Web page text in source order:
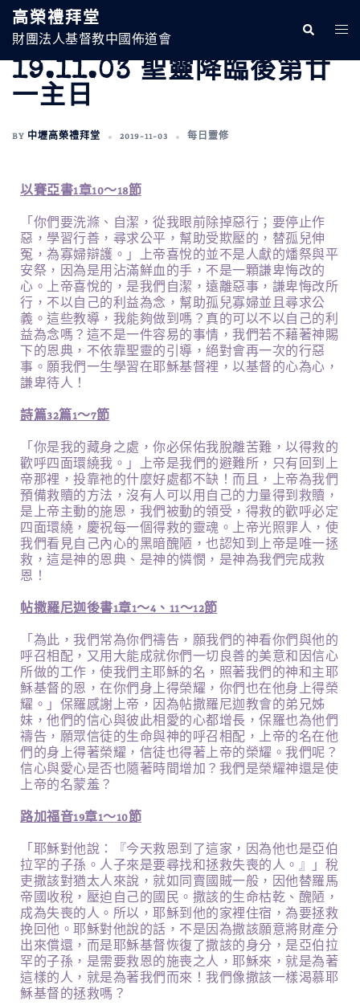
高榮禮拜堂
財團法人基督教中國佈道會
19.11.03 聖靈降臨後第廿
一主日
BY 中壢高榮禮拜堂 2019-11-03 每日靈修
以賽亞書1章10～18節
「你們要洗滌、自潔，從我眼前除掉惡行；要停止作
惡，學習行善，尋求公平，幫助受欺壓的，替孤兒伸
冤，為寡婦辯護。」上帝喜悅的並不是人獻的燔祭與平
安祭，因為是用沾滿鮮血的手，不是一顆謙卑悔改的
心。上帝喜悅的，是我們自潔，遠離惡事，謙卑悔改所
行，不以自己的利益為念，幫助孤兒寡婦並且尋求公
義。這些教導，我能夠做到嗎？真的可以不以自己的利
益為念嗎？這不是一件容易的事情，我們若不藉著神賜
下的恩典，不依靠聖靈的引導，絕對會再一次的行惡
事。願我們一生學習在耶穌基督裡，以基督的心為心，
謙卑待人！
詩篇32篇1～7節
「你是我的藏身之處，你必保佑我脫離苦難，以得救的
歡呼四面環繞我。」上帝是我們的避難所，只有回到上
帝那裡，投靠祂的什麼好處都不缺！而且，上帝為我們
預備救贖的方法，沒有人可以用自己的力量得到救贖，
是上帝主動的施恩，我們被動的領受，得救的歡呼必定
四面環繞，慶祝每一個得救的靈魂。上帝光照罪人，使
我們看見自己內心的黑暗醜陋，也認知到上帝是唯一拯
救，這是神的恩典、是神的憐憫，是神為我們完成救
恩！
帖撒羅尼迦後書1章1～4、11～12節
「為此，我們常為你們禱告，願我們的神看你們與他的
呼召相配，又用大能成就你們一切良善的美意和因信心
所做的工作，使我們主耶穌的名，照著我們的神和主耶
穌基督的恩，在你們身上得榮耀，你們也在他身上得榮
耀。」保羅感謝上帝，因為帖撒羅尼迦教會的弟兄姊
妹，他們的信心與彼此相愛的心都增長，保羅也為他們
禱告，願眾信徒的生命與神的呼召相配，上帝的名在他
們的身上得著榮耀，信徒也得著上帝的榮耀。我們呢？
信心與愛心是否也隨著時間增加？我們是榮耀神還是使
上帝的名蒙羞？
路加福音19章1～10節
「耶穌對他說：『今天救恩到了這家，因為他也是亞伯
拉罕的子孫。人子來是要尋找和拯救失喪的人。』」稅
吏撒該對猶太人來說，就如同賣國賊一般，因他替羅馬
帝國收稅，壓迫自己的國民。撒該的生命枯乾、醜陋，
成為失喪的人。所以，耶穌到他的家裡住宿，為要拯救
挽回他。耶穌對他說的話，不是因為撒該願意將財產分
出來償還，而是耶穌基督恢復了撒該的身分，是亞伯拉
罕的子孫，是需要救恩的施喪之人，耶穌來，就是為著
這樣的人，就是為著我們而來！我們像撒該一樣渴慕耶
穌基督的拯救嗎？